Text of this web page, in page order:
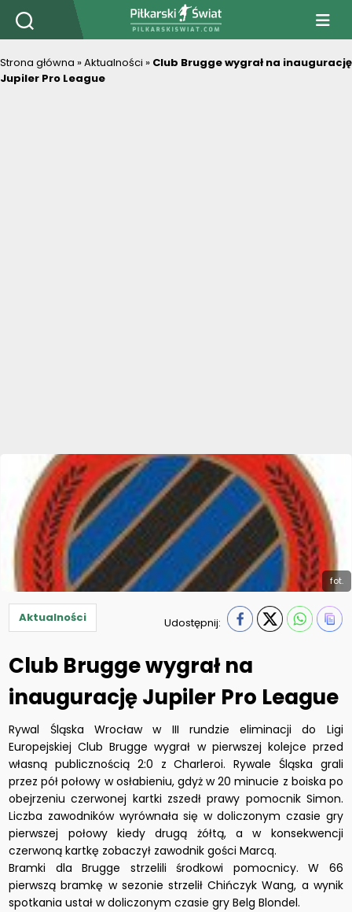
PiłkarskiSwiat.com
Strona główna »Aktualności » Club Brugge wygrał na inaugurację
Jupiler Pro League
fot.
Aktualności Udostępnij:
Club Brugge wygrał na
inaugurację Jupiler Pro League
Rywal Śląska Wrocław w III rundzie eliminacji do Ligi
Europejskiej Club Brugge wygrał w pierwszej kolejce przed
własną publicznością 2:0 z Charleroi. Rywale Śląska grali
przez pół połowy w osłabieniu, gdyż w 20 minucie z boiska po
obejrzeniu czerwonej kartki zszedł prawy pomocnik Simon.
Liczba zawodników wyrównała się w doliczonym czasie gry
pierwszej połowy kiedy drugą żółtą, a w konsekwencji
czerwoną kartkę zobaczył zawodnik gości Marcq.
Bramki dla Brugge strzelili środkowi pomocnicy. W 66
pierwszą bramkę w sezonie strzelił Chińczyk Wang, a wynik
spotkania ustał w doliczonym czasie gry Belg Blondel.